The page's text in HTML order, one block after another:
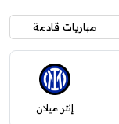
مباريات قادمة
إنتر ميلان